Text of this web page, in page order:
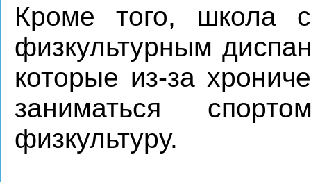
Кроме того, школа
физкультурным
которые из-за
заниматься
физкультуру.